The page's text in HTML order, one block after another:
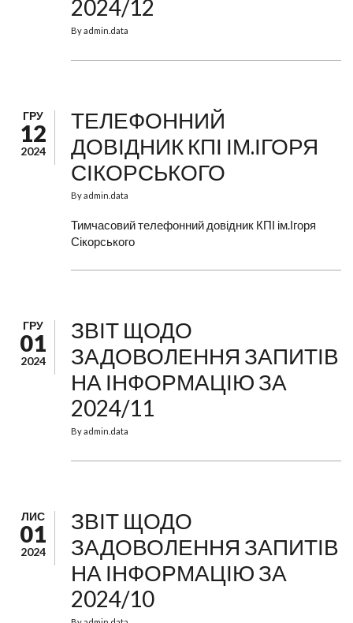
2024/12
Byadmin.data
ГРУ
12
2024
ТЕЛЕФОННИЙ
ДОВІДНИК КПІ ІМ.ІГОРЯ
СІКОРСЬКОГО
Byadmin.data
Тимчасовий телефонний довідник КПІ ім.Ігоря
Сікорського
ГРУ
01
2024
ЗВІТ ЩОДО
ЗАДОВОЛЕННЯ ЗАПИТІВ
НА ІНФОРМАЦІЮ ЗА
2024/11
Byadmin.data
ЛИС
01
2024
ЗВІТ ЩОДО
ЗАДОВОЛЕННЯ ЗАПИТІВ
НА ІНФОРМАЦІЮ ЗА
2024/10